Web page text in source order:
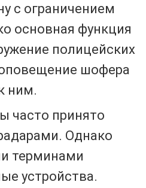
с ограничением
основная функция
полицейских
шофера
ним.
часто принято
Однако
терминами
устройства.